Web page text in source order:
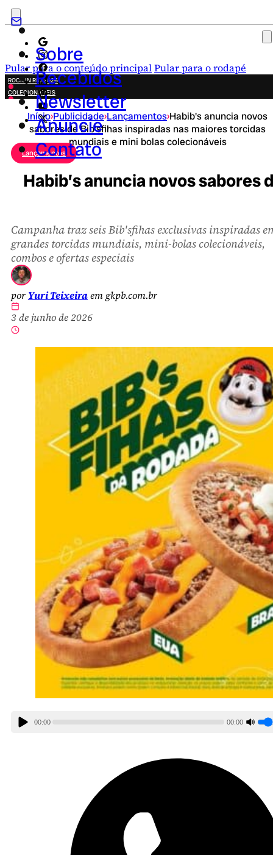
Pular para o conteúdo principalPular para o rodapé
Sobre
Recebidos
Newsletter
Anuncie
Contato
ROCK IN RIO 2026
COLECIONÁVEIS
FESTA JUNINA
NOVIDADES
CAMPANHAS CRIATIVAS
Início›Publicidade›Lançamentos›Habib's anuncia novos
sabores de Bib'sfihas inspiradas nas maiores torcidas
mundiais e mini bolas colecionáveis
Lançamentos
Habib’s anuncia novos sabores
Campanha traz seis Bib'sfihas exclusivas inspiradas
grandes torcidas mundiais, mini-bolas colecionáveis,
combos e ofertas especiais
por Yuri Teixeiraem gkpb.com.br
3 de junho de 2026
00:00 00:00